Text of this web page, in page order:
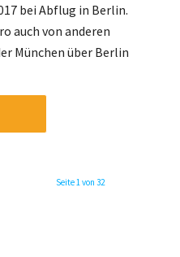
bei Abflug in Berlin.
auch von anderen
München über Berlin
Seite 1 von 32